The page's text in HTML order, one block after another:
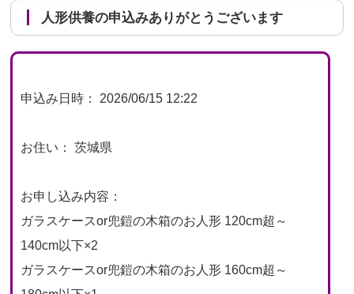
人形供養の申込みありがとうございます
申込み日時： 2026/06/15 12:22
お住い： 茨城県
お申し込み内容：
ガラスケースor兜鎧の木箱のお人形 120cm超～
140cm以下×2
ガラスケースor兜鎧の木箱のお人形 160cm超～